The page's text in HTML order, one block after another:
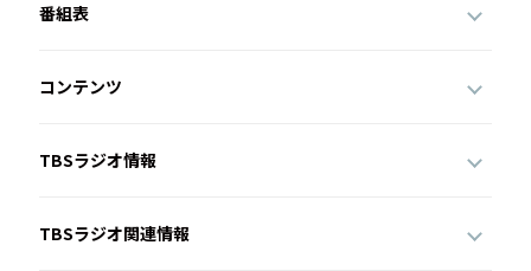
番組表
コンテンツ
TBSラジオ情報
TBSラジオ関連情報